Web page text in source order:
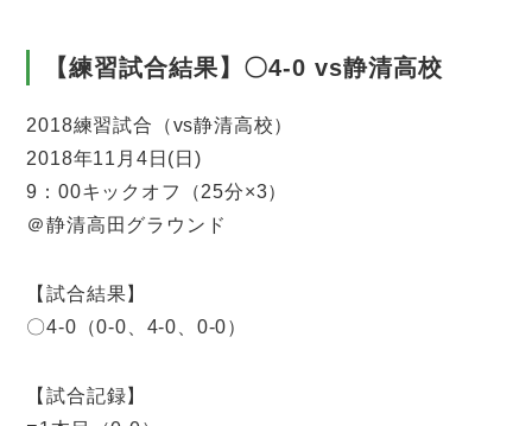
【練習試合結果】〇4-0 vs静清高校
2018練習試合（vs静清高校）
2018年11月4日(日)
9：00キックオフ（25分×3）
＠静清高田グラウンド
【試合結果】
〇4-0（0-0、4-0、0-0）
【試合記録】